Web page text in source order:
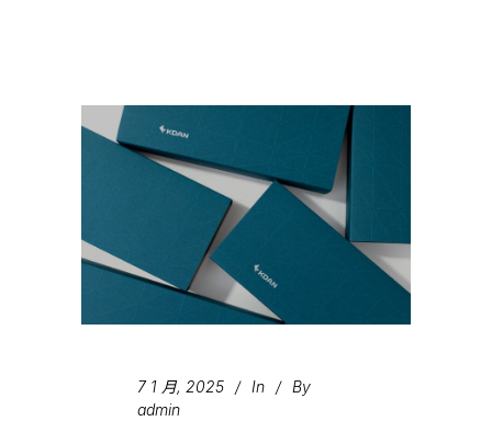
7 1 月, 2025 In
By
admin